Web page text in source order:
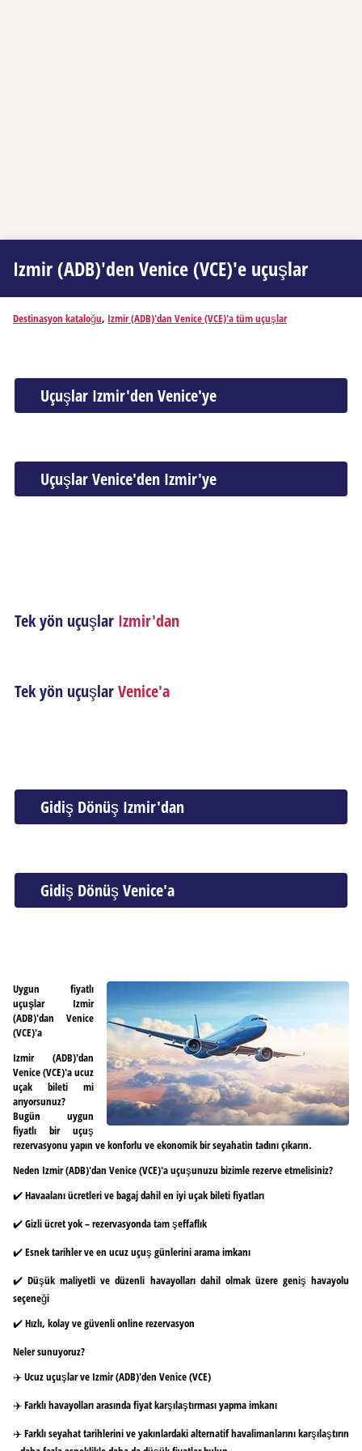
Izmir (ADB)'den Venice (VCE)'e uçuşlar
Destinasyon kataloğu, Izmir (ADB)'dan Venice (VCE)'a tüm uçuşlar
Uçuşlar Izmir'den Venice'ye
Uçuşlar Venice'den Izmir'ye
Tek yön uçuşlar Izmir'dan
Tek yön uçuşlarVenice'a
Gidiş Dönüş Izmir'dan
Gidiş Dönüş Venice'a
Uygun fiyatlı
uçuşlar Izmir
(ADB)'dan Venice
(VCE)'a
Izmir (ADB)'dan
Venice (VCE)'a ucuz
uçak bileti mi
arıyorsunuz?
Bugün uygun
fiyatlı bir uçuş
rezervasyonu yapın ve konforlu ve ekonomik bir seyahatin tadını çıkarın.
Neden Izmir (ADB)'dan Venice (VCE)'a uçuşunuzu bizimle rezerve etmelisiniz?
✔️ Havaalanı ücretleri ve bagaj dahil en iyi uçak bileti fiyatları
✔️ Gizli ücret yok – rezervasyonda tam şeffaflık
✔️ Esnek tarihler ve en ucuz uçuş günlerini arama imkanı
✔️ Düşük maliyetli ve düzenli havayolları dahil olmak üzere geniş havayolu
seçeneği
✔️ Hızlı, kolay ve güvenli online rezervasyon
Neler sunuyoruz?
✈️ Ucuz uçuşlar ve Izmir (ADB)'den Venice (VCE)
✈️ Farklı havayolları arasında fiyat karşılaştırması yapma imkanı
✈️ Farklı seyahat tarihlerini ve yakınlardaki alternatif havalimanlarını karşılaştırın